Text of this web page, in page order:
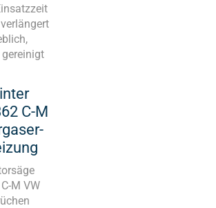
gereinigt
C-M
M VW